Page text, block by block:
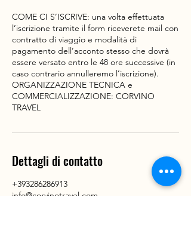
COME CI S’ISCRIVE: una volta effettuata
l’iscrizione tramite il form riceverete mail con
contratto di viaggio e modalità di
pagamento dell’acconto stesso che dovrà
essere versato entro le 48 ore successive (in
caso contrario annulleremo l’iscrizione).
ORGANIZZAZIONE TECNICA e
COMMERCIALIZZAZIONE: CORVINO
TRAVEL
Dettagli di contatto
+393286286913
info@corvinotravel.com